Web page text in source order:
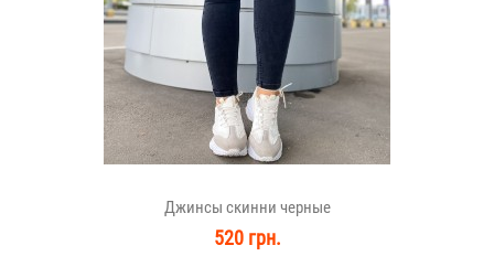
Джинсы скинни черные
520 грн.